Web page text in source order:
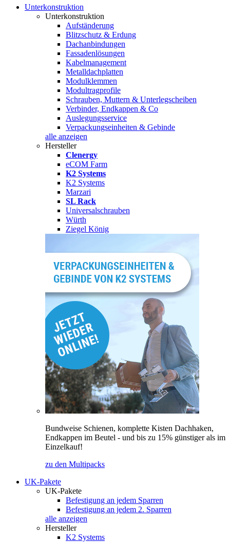
Unterkonstruktion
Unterkonstruktion
Aufständerung
Blitzschutz & Erdung
Dachanbindungen
Fassadenlösungen
Kabelmanagement
Metalldachplatten
Modulklemmen
Modultragprofile
Schrauben, Muttern & Unterlegscheiben
Verbinder, Endkappen & Co
Auslegungsservice
Verpackungseinheiten & Gebinde
alle anzeigen
Hersteller
Clenergy
eCOM Farm
K2 Systems
K2 Systems
Marzari
SL Rack
Universalschrauben
Würth
Ziegel König
Bundweise Schienen, komplette Kisten Dachhaken,
Endkappen im Beutel - und bis zu 15% günstiger als im
Einzelkauf!
zu den Multipacks
UK-Pakete
UK-Pakete
Befestigung an jedem Sparren
Befestigung an jedem 2. Sparren
alle anzeigen
Hersteller
K2 Systems